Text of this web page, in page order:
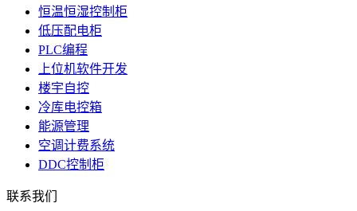
恒温恒湿控制柜
低压配电柜
PLC编程
上位机软件开发
楼宇自控
冷库电控箱
能源管理
空调计费系统
DDC控制柜
联系我们